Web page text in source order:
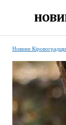
Новини